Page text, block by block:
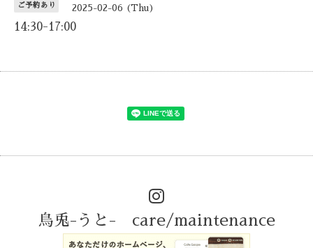
ご予約あり 2025-02-06 (Thu)
14:30-17:00
烏兎-うと- care/maintenance